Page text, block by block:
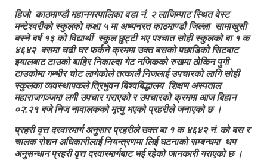
१३
वर्षका
विद्यार्थीको
रुखमा
ठोक्किएर
मृत्यु
हिजो काठमाण्डौ महानगरपालिका वडा नं. २ लाजिम्पाट स्थित वेस्ट
मन्टेश्वरीको स्कुलको कक्षा ५ मा अध्यनरत काठमाण्डौ जिल्ला सामाखुसी
बस्ने बर्ष १३ को विद्यार्थी स्कुल छुट्टी भए पश्चात सोही स्कुलको बा १ क
४६४२ बसमा चढी घर फर्कने क्रममा उक्त बसको पछाडिको सिटबाट
झ्यालबाट टाउको बाहिर निकाल्दा गेट नजिकको रुखमा ठोकिन पुगी
टाउकोमा गम्भीर चोट लागेकोले तत्कालै निजलाई उपचारको लागि सोही
स्कुलका व्यवस्थापकले त्रिभुवन बिश्वबिद्धालय शिक्षण अस्पताल
महाराजगञ्जमा लगी उपचार गराएको र उपचारको क्रममा आज बिहान
०२:२१ बजे निज नावालकको मृत्यु भएको प्रहरीले जनाएको छ ।
प्रहरी वृत्त दरवारमार्ग अनुसार प्रहरीले उक्त बा १ क ४६४२ नं. को बस र
चालक रोशन अधिकारीलाई नियन्त्रणमा लिई घटनाको सम्बन्धमा थप
अनुसन्धान प्रहरी वृत्त दरवारमार्गबाट भई रहेको जानकारी गराएको छ ।